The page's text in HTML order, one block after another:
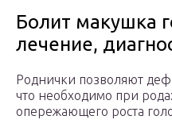
Болит макушка
лечение,
Роднички позволяют
что необходимо при
опережающего роста